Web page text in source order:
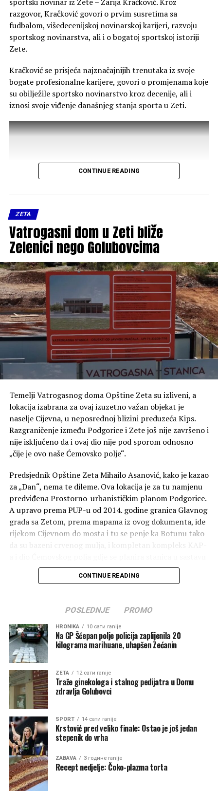
drugih područja.
„Razumijemo problem deficita medicinskog kadra, ali
smatramo da menadžment Doma zdravlja Glavnog
grada ima obavezu da preraspodjelom ljekara obezbijedi
ravnopravan tretman za građane Zete. Mi ne tražimo
privilegije, već osnovno ljudsko i zakonsko pravo na
liječenje u našoj opštini“, poručile su.
Od menadžmenta Doma zdravlja zahtijevaju redovno
ordiniranje ginekologa u ZO Golubovci, uz određivanje
tačnih dana i smjena tokom sedmice, kao i
i pisani odgovor o preduzetim koracima u zakonskom
problem ne bude hitno riješen.
„Ukoliko se rješavanju ovog problema ne pristupi hitno,
Grupa žena Zete će iskoristiti sva demokratska i
zakonska prava, uključujući institucionalne proteste i
direktno pokretanje peticije prema Ministarstvu
zdravlja. Očekujemo Vaš brz i konkretan odgovor“,
zaključuje se u obraćanju datiranom 8. juna 2026. godine.
razgovor, Kračković govori o prvim susretima sa
fudbalom, višedecenijskoj novinarskoj karijeri, razvoju
sportskog novinarstva, ali i o bogatoj sportskoj istoriji
Zete.
Kračković se prisjeća najznačajnijih trenutaka iz svoje
bogate profesionalne karijere, govori o promjenama koje
su obilježile sportsko novinarstvo kroz decenije, ali i
iznosi svoje viđenje današnjeg stanja sporta u Zeti.
Poseban dio razgovora posvećen je FK Zeta, Zetskim
sportskim igrama i knjizi „Fudbal u Zeti“, u kojoj je
sabrao gotovo cijeli vijek fudbalske tradicije ovog kraja.
CONTINUE READING
ZETA
Vatrogasni dom u Zeti bliže
Zelenici nego Golubovcima
Temelji Vatrogasnog doma Opštine Zeta su izliveni, a
lokacija izabrana za ovaj izuzetno važan objekat je
naselje Cijevna, u neposrednoj blizini preduzeća Kips.
Razgraničenje između Podgorice i Zete još nije završeno i
nije isključeno da i ovaj dio nije pod sporom odnosno
„čije je ovo naše Ćemovsko polje“.
Predsjednik Opštine Zeta Mihailo Asanović, kako je kazao
za „Dan“, nema te dileme. Ova lokacija je za tu namjenu
predviđena Prostorno-urbanističkim planom Podgorice.
A upravo prema PUP-u od 2014. godine granica Glavnog
grada sa Zetom, prema mapama iz ovog dokumenta, ide
rijekom Cijevnom do mosta i tu se penje ka Botunu tako
da su bazeni crvenog mulja, i kompletan kompleks KAP-
Podgorice. Ovo je sadržano u karti o administartivnoj
podjeli i označeno kao opštinska granica između
Podgorice i Zete.
“Lokacija nije odabrana slučajno. Ona je već bila
predviđena važećom planskom dokumentacijom,
odnosno Prostorno-urbanističkim planom, što nam je
omogućilo da bez odlaganja pristupimo realizaciji ovog
značajnog projekta. Smatrali smo da nije bilo razloga da
čekamo završetak procesa razgraničenja kada su planski
i zakonski uslovi za izgradnju već bili obezbijeđeni”, rekao
je Asanović.
Asanović je kazao da su u fazi planiranja analizirane
različite mogućnosti.
“U fazi planiranja analizirane su različite mogućnosti,
međutim upravo je ova lokacija bila definisana planskom
dokumentacijom kao odgovarajuća za ovu namjenu”,
kaže Asanović.
CONTINUE READING
POSLEDNJE PROMO
HRONIKA 10 сати ranije
Na GP Šćepan polje policija zaplijenila 20
kilograma marihuane, uhapšen Zećanin
ZETA 12 сати ranije
Traže ginekologa i stalnog pedijatra u Domu
zdravlja Golubovci
SPORT 14 сати ranije
Krstović pred veliko finale: Ostao je još jedan
stepenik do vrha
ZABAVA 3 године ranije
Recept nedjelje: Čoko-plazma torta